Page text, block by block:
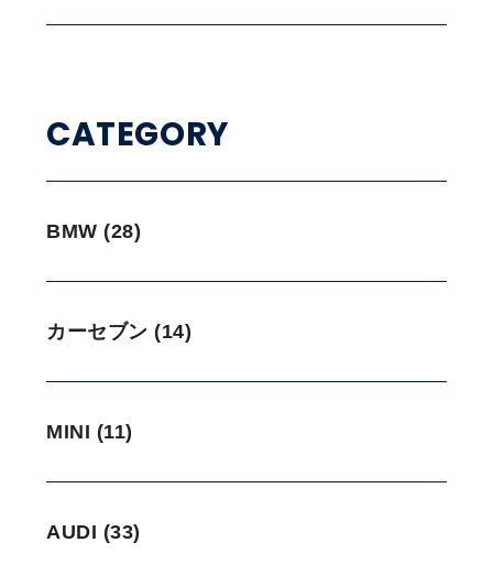
CATEGORY
BMW (28)
カーセブン (14)
MINI (11)
AUDI (33)